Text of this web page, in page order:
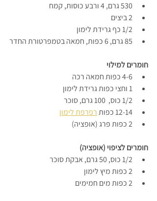
530 גרם, 4 ורבע כוסות, קמח
2 ביצים
1/2 כף גרידת לימון
85 גרם, 6 כפות, חמאה בטמפרטורת החדר
חומרים למילוי
4-6 כפות חמאה רכה
1 וחצי כפות גרידת לימון
1/2 כוס,  100 גרם, סוכר
12-14 כפות
רפרפת לימון
2 כפות פרג (אופציה)
חומרים לציפוי (אופציה)
1/2 כוס, 50 גרם, אבקת סוכר
2 כפות מיץ לימון
2 כפות מים חמימים